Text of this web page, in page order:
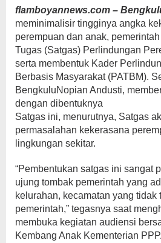
flamboyannews.com –
meminimalisir tingginya angka
perempuan dan anak,
Tugas (Satgas) Perlindungan
serta membentuk Kader
Berbasis Masyarakat (PATBM).
BengkuluNopian Andusti,
dengan dibentuknya
Satgas ini, menurutnya, Satgas
permasalahan kekerasana
lingkungan sekitar.
“Pembentukan satgas ini sangat
ujung tombak pemerintah yang
kelurahan, kecamatan yang tidak
pemerintah,” tegasnya saat
membuka kegiatan audiensi
Kembang Anak Kementerian